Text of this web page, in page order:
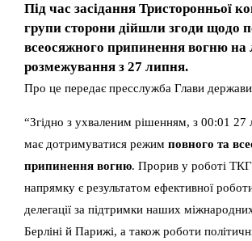
Під час засідання Тристоронньої
групи сторони дійшли згоди щодо
всеосяжного припинення вогню на
розмежування з 27 липня.
Про це передає пресслужба Глави
“Згідно з ухваленим рішенням, з 00:01 27
має дотримуватися режим повного та
припинення вогню. Прорив у роботі
напрямку є результатом ефективної
делегації за підтримки наших
Берліні й Парижі, а також роботи